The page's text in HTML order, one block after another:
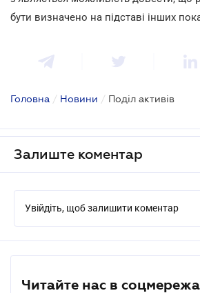
бути визначено на підставі інших
Головна / Новини / Поділ активів
Залиште коментар
Увійдіть, щоб залишити коментар
Читайте нас в